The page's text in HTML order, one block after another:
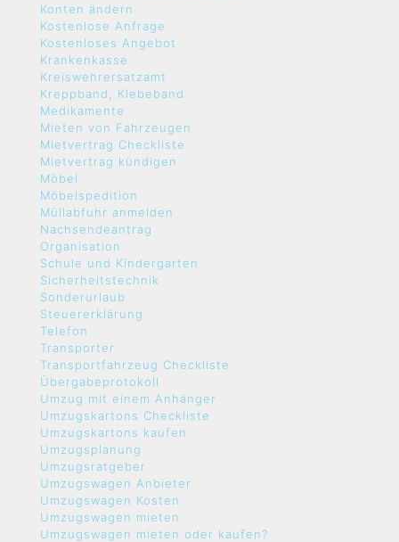
Konten ändern
Kostenlose Anfrage
Kostenloses Angebot
Krankenkasse
Kreiswehrersatzamt
Kreppband, Klebeband
Medikamente
Mieten von Fahrzeugen
Mietvertrag Checkliste
Mietvertrag kündigen
Möbel
Möbelspedition
Müllabfuhr anmelden
Nachsendeantrag
Organisation
Schule und Kindergarten
Sicherheitstechnik
Sonderurlaub
Steuererklärung
Telefon
Transporter
Transportfahrzeug Checkliste
Übergabeprotokoll
Umzug mit einem Anhänger
Umzugskartons Checkliste
Umzugskartons kaufen
Umzugsplanung
Umzugsratgeber
Umzugswagen Anbieter
Umzugswagen Kosten
Umzugswagen mieten
Umzugswagen mieten oder kaufen?